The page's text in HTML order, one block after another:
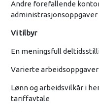
Andre forefallende
administrasjonsoppgaver
Vi tilbyr
En meningsfull
Varierte
Lønn og arbeidsvilkår i
tariffavtale